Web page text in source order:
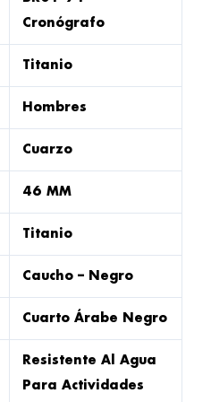
Cronógrafo
Titanio
Hombres
Cuarzo
46 MM
Titanio
Caucho – Negro
Cuarto Árabe Negro
Resistente Al Agua
Para Actividades